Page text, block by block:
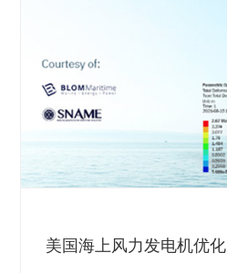
美国海上风力发电机优化